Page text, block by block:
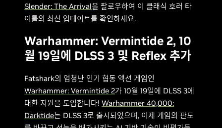
Slender: The Arrival을 팔로우하여 이 클래식 호러 타
이틀의 최신 업데이트를 확인하세요.
Warhammer: Vermintide 2, 10
월 19일에 DLSS 3 및 Reflex 추가
Fatshark의 엄청난 인기 협동 액션 게임인 ​​
Warhammer: Vermintide 2가 10월 19일에 DLSS 3에
대한 지원을 도입합니다!Warhammer 40,000:
Darktide는 DLSS 3로 출시되었으며, 이제 게임의 판도